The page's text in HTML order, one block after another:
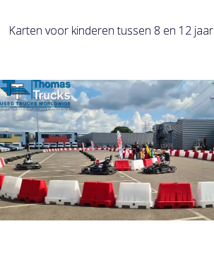
Karten voor kinderen tussen 8 en 12 jaar